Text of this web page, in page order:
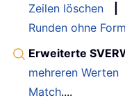
Zeilen löschen
Runden ohne
Erweiterte
mehreren Werten
Match....